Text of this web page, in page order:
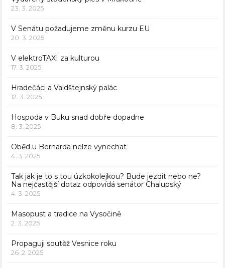
23. 3. 2025
V Senátu požadujeme změnu kurzu EU
20. 3. 2025
V elektroTAXI za kulturou
17. 3. 2025
Hradečáci a Valdštejnský palác
12. 3. 2025
Hospoda v Buku snad dobře dopadne
8. 3. 2025
Oběd u Bernarda nelze vynechat
4. 3. 2025
Tak jak je to s tou úzkokolejkou? Bude jezdit nebo ne?
Na nejčastější dotaz odpovídá senátor Chalupský
4. 3. 2025
Masopust a tradice na Vysočině
2. 3. 2025
Propaguji soutěž Vesnice roku
26. 2. 2025